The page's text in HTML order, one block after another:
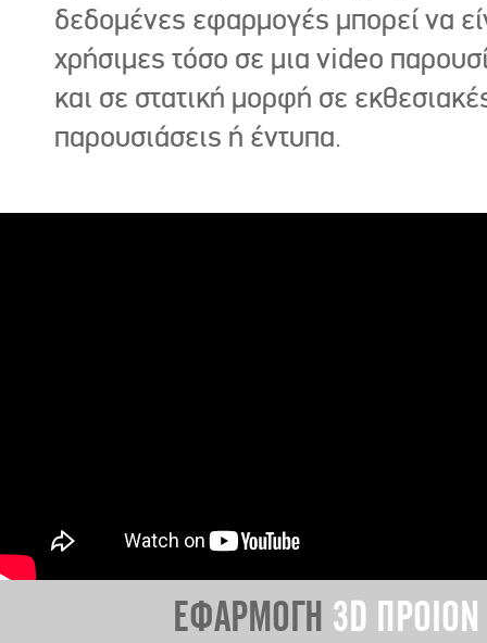
δεδομένες εφαρμογές μπορεί να
χρήσιμες τόσο σε μια video
και σε στατική μορφή σε
παρουσιάσεις ή έντυπα.
ΕΦΑΡΜΟΓΗ 3D ΠΡΟΙΟΝ